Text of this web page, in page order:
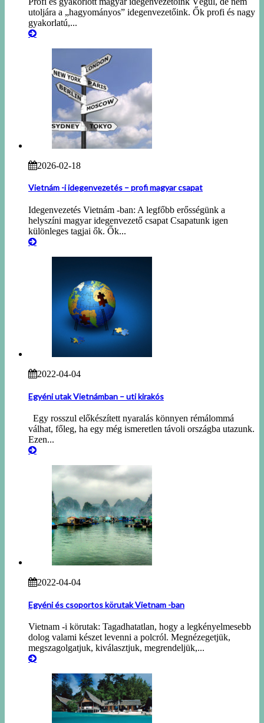
utoljára a „hagyományos” idegenvezetőink. Ők profi és nagy
gyakorlatú,...
2026-02-18
Vietnám -i idegenvezetés – profi magyar csapat
Idegenvezetés Vietnám -ban: A legfőbb erősségünk a
helyszíni magyar idegenvezető csapat Csapatunk igen
különleges tagjai ők. Ők...
2022-04-04
Egyéni utak Vietnámban – uti kirakós
Egy rosszul előkészített nyaralás könnyen rémálommá
válhat, főleg, ha egy még ismeretlen távoli országba utazunk.
Ezen...
2022-04-04
Egyéni és csoportos körutak Vietnam -ban
Vietnam -i körutak: Tagadhatatlan, hogy a legkényelmesebb
dolog valami készet levenni a polcról. Megnézegetjük,
megszagolgatjuk, kiválasztjuk, megrendeljük,...